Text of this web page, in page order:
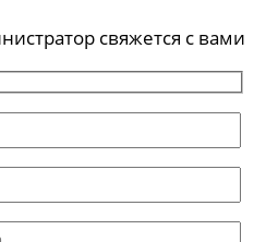
свяжется с вами